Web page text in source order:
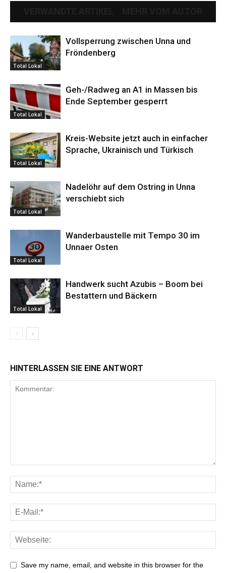
Total Lokal
Vollsperrung zwischen Unna und
Fröndenberg
Total Lokal
Geh-/Radweg an A1 in Massen bis
Ende September gesperrt
Total Lokal
Kreis-Website jetzt auch in einfacher
Sprache, Ukrainisch und Türkisch
Total Lokal
Nadelöhr auf dem Ostring in Unna
verschiebt sich
Total Lokal
Wanderbaustelle mit Tempo 30 im
Unnaer Osten
Total Lokal
Handwerk sucht Azubis – Boom bei
Bestattern und Bäckern
HINTERLASSEN SIE EINE ANTWORT
Save my name, email, and website in this browser for the